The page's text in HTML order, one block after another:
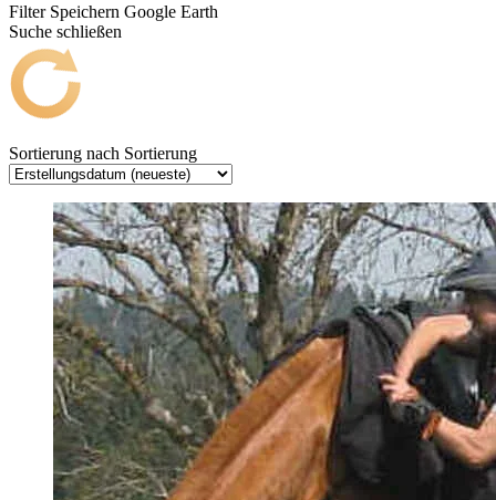
Filter Speichern Google Earth
Suche schließen
Sortierung nach Sortierung